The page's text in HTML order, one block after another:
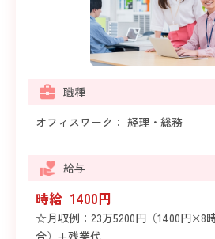
職種
オフィスワーク： 経理・総務
給与
時給 1400円
☆月収例：23万5200円（1400円×8
合）+残業代